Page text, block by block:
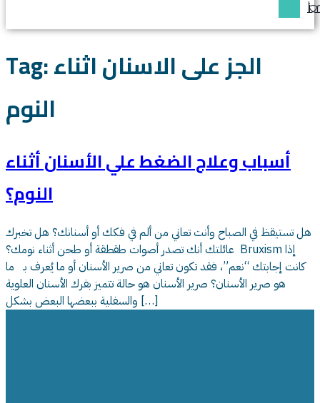
Tag:الجز على الاسنان اثناء
النوم
أسباب وعلاج الضغط علي الأسنان أثناء
النوم؟
هل تستيقظ في الصباح وأنت تعاني من ألم في فكك أو أسنانك؟ هل تخبرك
عائلتك أنك تصدر أصوات طقطقة أو طحن أثناء نومك؟ Bruxism إذا
كانت إجابتك “نعم”، فقد تكون تعاني من صرير الأسنان أو ما يُعرف بـ ما
هو صرير الأسنان؟ صرير الأسنان هو حالة تتميز بفرك الأسنان العلوية
والسفلية ببعضها البعض بشكل […]